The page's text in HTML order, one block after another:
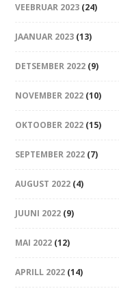
VEEBRUAR 2023 (24)
JAANUAR 2023 (13)
DETSEMBER 2022 (9)
NOVEMBER 2022 (10)
OKTOOBER 2022 (15)
SEPTEMBER 2022 (7)
AUGUST 2022 (4)
JUUNI 2022 (9)
MAI 2022 (12)
APRILL 2022 (14)